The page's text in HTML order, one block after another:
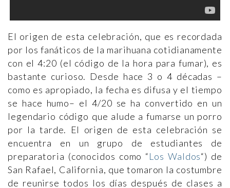
El origen de esta celebración, que es recordada
por los fanáticos de la marihuana cotidianamente
con el 4:20 (el código de la hora para fumar), es
bastante curioso. Desde hace 3 o 4 décadas –
como es apropiado, la fecha es difusa y el tiempo
se hace humo– el 4/20 se ha convertido en un
legendario código que alude a fumarse un porro
por la tarde. El origen de esta celebración se
encuentra en un grupo de estudiantes de
preparatoria (conocidos como “Los Waldos“) de
San Rafael, California, que tomaron la costumbre
de reunirse todos los días después de clases a